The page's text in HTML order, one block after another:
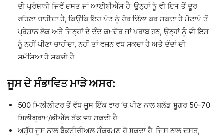
ਦੀ ਪ੍ਰੇਸ਼ਾਨੀ ਜਿਵੇਂ ਦਸਤ ਜਾਂ ਆਈਬੀਐੱਸ ਹੈ, ਉਨ੍ਹਾਂ ਨੂੰ ਵੀ ਇਸ ਤੋਂ ਦੂਰ
ਰਹਿਣਾ ਚਾਹੀਦਾ ਹੈ, ਕਿਉਂਕਿ ਇਹ ਪੇਟ ਨੂੰ ਹੋਰ ਢਿੱਲਾ ਕਰ ਸਕਦਾ ਹੈ ਮੋਟਾਪੇ ਤੋਂ
ਪ੍ਰੇਸ਼ਾਨ ਲੋਕ ਅਤੇ ਜਿਨ੍ਹਾਂ ਦੇ ਦੰਦ ਕਮਜ਼ੋਰ ਜਾਂ ਖਰਾਬ ਹਨ, ਉਨ੍ਹਾਂ ਨੂੰ ਵੀ ਇਸ
ਨੂੰ ਨਹੀਂ ਪੀਣਾ ਚਾਹੀਦਾ, ਨਹੀਂ ਤਾਂ ਵਜ਼ਨ ਵਧ ਸਕਦਾ ਹੈ ਅਤੇ ਦੰਦਾਂ ਦੀ
ਸਮੱਸਿਆ ਹੋ ਸਕਦੀ ਹੈ
ਜੂਸ ਦੇ ਸੰਭਾਵਿਤ ਮਾੜੇ ਅਸਰ:
500 ਮਿਲੀਲੀਟਰ ਤੋਂ ਵੱਧ ਜੂਸ ਇੱਕ ਵਾਰ ’ਚ ਪੀਣ ਨਾਲ ਬਲੱਡ ਸ਼ੂਗਰ 50-70
ਮਿਲੀਗ੍ਰਾਮ/ਡੀਐੱਲ ਤੱਕ ਵਧ ਸਕਦੀ ਹੈ
ਅਸ਼ੁੱਧ ਜੂਸ ਨਾਲ ਬੈਕਟੀਰੀਅਲ ਸੰਕਰਮਣ ਹੋ ਸਕਦਾ ਹੈ, ਜਿਸ ਨਾਲ ਦਸਤ,